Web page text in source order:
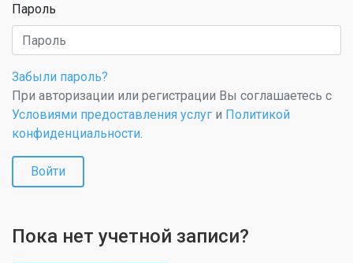
Пароль
Забыли пароль?
При авторизации или регистрации Вы соглашаетесь с
Условиями предоставления услуг и Политикой
конфиденциальности.
Войти
Пока нет учетной записи?